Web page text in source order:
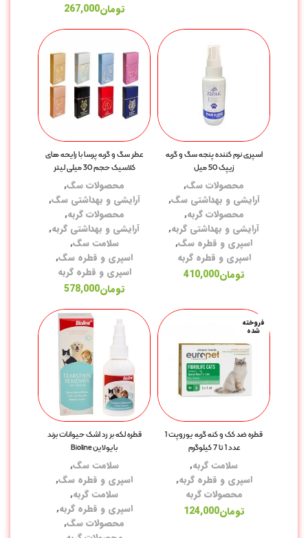
تومان267,000
اسپری نرم کننده پنجه سگ و گربه
زیپک 50 میل
محصولات سگ,
آرایشی و بهداشتی سگ,
محصولات گربه,
آرایشی و بهداشتی گربه,
اسپری و قطره سگ,
اسپری و قطره گربه
تومان410,000
عطر سگ و گربه پرسا با رایحه های
کلاسیک حجم 30 میلی لیتر
محصولات سگ,
آرایشی و بهداشتی سگ,
محصولات گربه,
آرایشی و بهداشتی گربه,
سلامت سگ,
اسپری و قطره سگ,
اسپری و قطره گربه
تومان578,000
فروخته
شده
قطره ضد کک و کنه گربه یوروپت 1
عدد 1 تا 7 کیلوگرم
سلامت گربه,
اسپری و قطره گربه,
محصولات گربه
تومان124,000
قطره لکه بر رد اشک حیوانات برند
بایولاین Bioline
سلامت سگ,
اسپری و قطره سگ,
سلامت گربه,
اسپری و قطره گربه,
محصولات سگ,